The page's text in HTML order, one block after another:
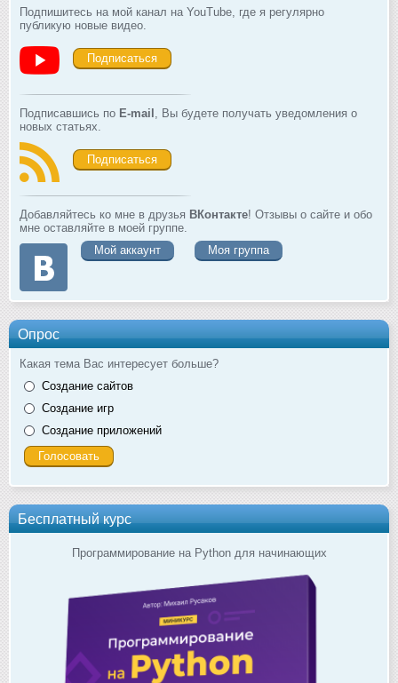
Подпишитесь на мой канал на YouTube, где я регулярно
публикую новые видео.
Подписаться
Подписавшись по E-mail
, Вы будете получать уведомления о
новых статьях.
Подписаться
Добавляйтесь ко мне в друзья ВКонтакте! Отзывы о сайте и обо
мне оставляйте в моей группе.
Мой аккаунт
Моя группа
Опрос
Какая тема Вас интересует больше?
Создание сайтов
Создание игр
Создание приложений
Бесплатный курс
Программирование на Python для начинающих